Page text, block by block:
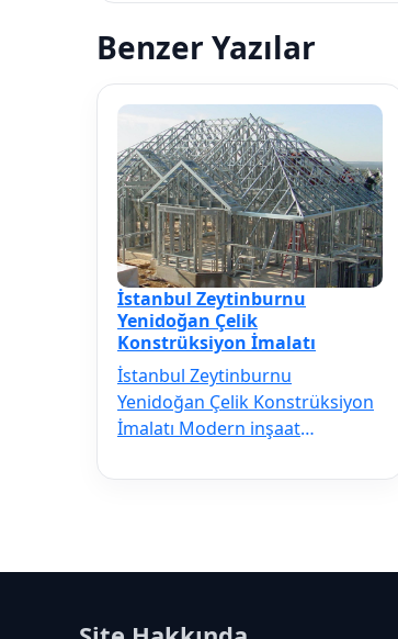
Benzer Yazılar
İstanbul Zeytinburnu
Yenidoğan Çelik
Konstrüksiyon İmalatı
İstanbul Zeytinburnu
Yenidoğan Çelik Konstrüksiyon
İmalatı Modern inşaat
İstanbul Zeytinbur…